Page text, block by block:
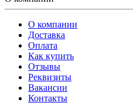
О компании
Доставка
Оплата
Как купить
Отзывы
Реквизиты
Вакансии
Контакты